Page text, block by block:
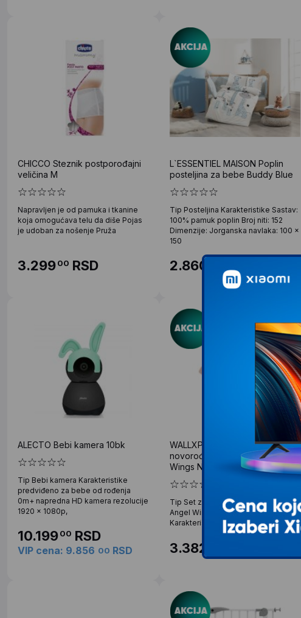
CHICCO Steznik postporođajni
veličina M
Napravljen je od pamuka i tkanine
koja omogućava telu da diše Pojas
je udoban za nošenje Pruža
3.29900 RSD
L`ESSENTIEL MAISON Poplin
posteljina za bebe Buddy Blue
Tip Posteljina Karakteristike Sastav:
100% pamuk poplin Broj niti: 152
Dimenzije: Jorganska navlaka: 100 x
150
2.860
ALECTO Bebi kamera 10bk
Tip Bebi kamera Karakteristike
predviđeno za bebe od rođenja
0m+ napredna HD kamera rezolucije
1920 x 1080p,
10.19900 RSD
VIP cena: 9.856 00 RSD
WALLXPERT Set za
novorođenče (5 komada) Angel
Wings Newborn Baby Set Pink
Tip Set za novorođenče (5 komada)
Angel Wings Newborn Baby Set Pink
Karakteristike 100% PAMUK
3.382